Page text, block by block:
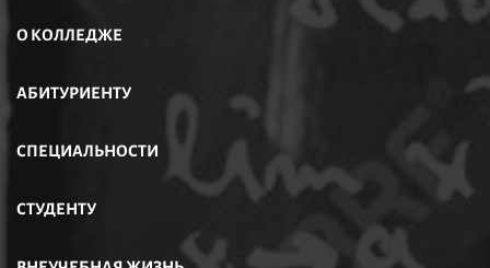
О КОЛЛЕДЖЕ
АБИТУРИЕНТУ
СПЕЦИАЛЬНОСТИ
СТУДЕНТУ